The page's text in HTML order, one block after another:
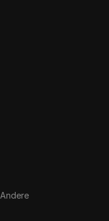
Andere